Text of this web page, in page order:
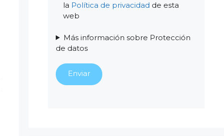
la Política de privacidad de esta
web
Más información sobre Protección
de datos